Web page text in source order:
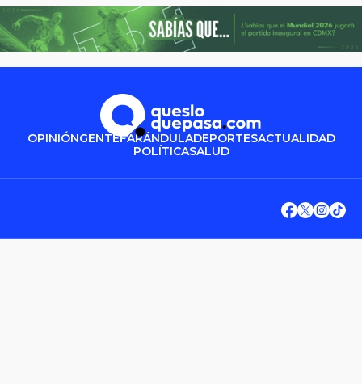
OPINIÓNGENTEFARÁNDULADEPORTESACTUALIDAD
POLÍTICASALUD